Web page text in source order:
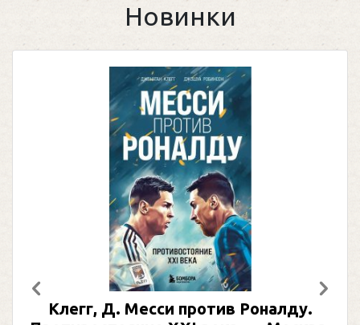
Новинки
Клегг, Д. Месси против Роналду.
Предыдущий